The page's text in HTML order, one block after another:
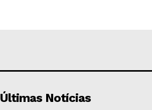
Últimas Notícias